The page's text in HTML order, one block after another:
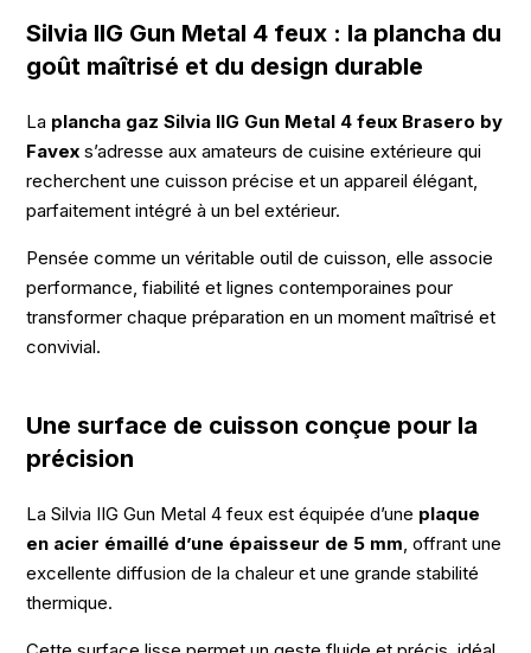
Silvia IIG Gun Metal 4 feux : la plancha du
goût maîtrisé et du design durable
La plancha gaz Silvia IIG Gun Metal 4 feux Brasero by
Favex s’adresse aux amateurs de cuisine extérieure qui
recherchent une cuisson précise et un appareil élégant,
parfaitement intégré à un bel extérieur.
Pensée comme un véritable outil de cuisson, elle associe
performance, fiabilité et lignes contemporaines pour
transformer chaque préparation en un moment maîtrisé et
convivial.
Une surface de cuisson conçue pour la
précision
La Silvia IIG Gun Metal 4 feux est équipée d’une plaque
en acier émaillé d’une épaisseur de 5 mm, offrant une
excellente diffusion de la chaleur et une grande stabilité
thermique.